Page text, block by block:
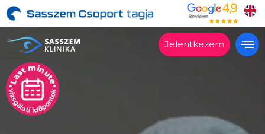
Jelentkezem
Árak